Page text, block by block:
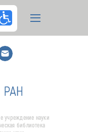
подписка
учреждение науки
библиотека